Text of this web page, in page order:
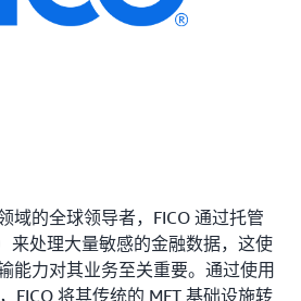
域的全球领导者，FICO 通过托管
来处理大量敏感的金融数据，这使
能力对其业务至关重要。通过使用
FICO 将其传统的 MFT 基础设施转